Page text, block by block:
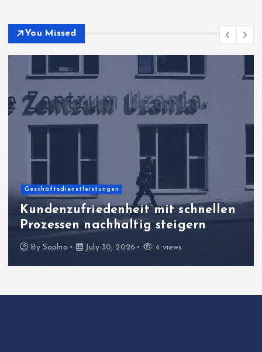
You Missed
Geschäftsdienstleistungen
Kundenzufriedenheit mit schnellen
Prozessen nachhaltig steigern
By Sophia July 30, 2026 4 views